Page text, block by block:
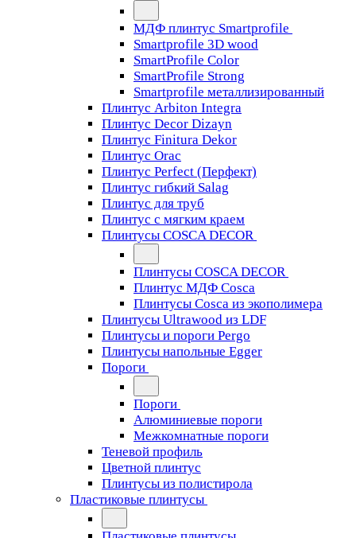
МДФ плинтус Smartprofile
Smartprofile 3D wood
SmartProfile Color
SmartProfile Strong
Smartprofile металлизированный
Плинтус Arbiton Integra
Плинтус Decor Dizayn
Плинтус Finitura Dekor
Плинтус Orac
Плинтус Perfect (Перфект)
Плинтус гибкий Salag
Плинтус для труб
Плинтус с мягким краем
Плинтусы COSCA DECOR
Плинтусы COSCA DECOR
Плинтус МДФ Cosca
Плинтусы Cosca из экополимера
Плинтусы Ultrawood из LDF
Плинтусы и пороги Pergo
Плинтусы напольные Egger
Пороги
Пороги
Алюминиевые пороги
Межкомнатные пороги
Теневой профиль
Цветной плинтус
Плинтусы из полистирола
Пластиковые плинтусы